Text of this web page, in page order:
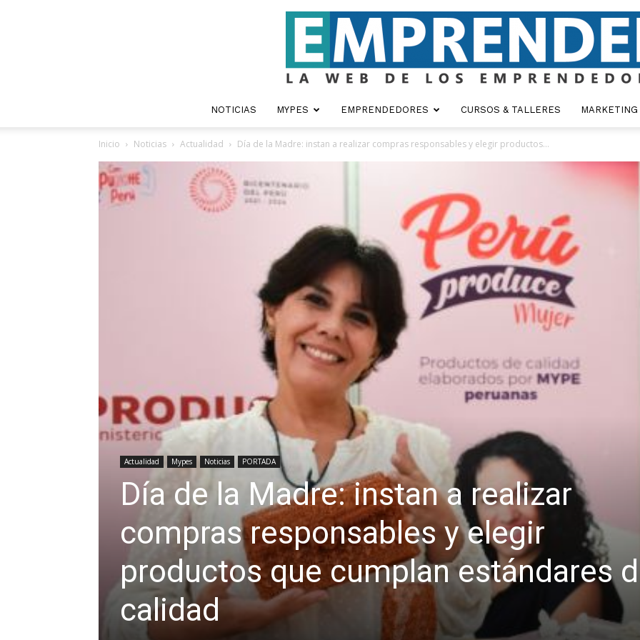
NOTICIAS MYPES EMPRENDEDORES CURSOS & TALLERES MARKETING
Inicio Noticias Actualidad Día de la Madre: instan a realizar compras responsables y elegir productos...
Actualidad Mypes Noticias PORTADA
Día de la Madre: instan a realizar
compras responsables y elegir
productos que cumplan estándares
calidad